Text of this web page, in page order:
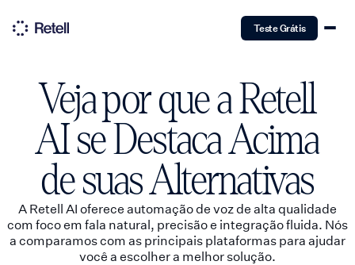
Teste Grátis
Veja por que a Retell
AI se Destaca Acima
de suas Alternativas
A Retell AI oferece automação de voz de alta qualidade
com foco em fala natural, precisão e integração fluida. Nós
a comparamos com as principais plataformas para ajudar
você a escolher a melhor solução.